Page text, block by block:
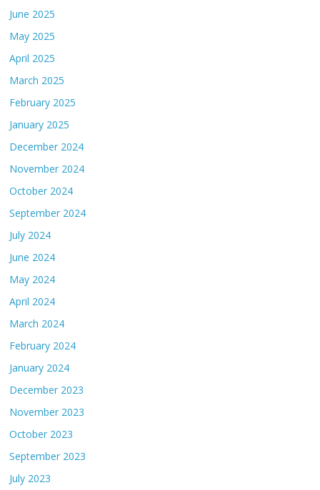
June 2025
May 2025
April 2025
March 2025
February 2025
January 2025
December 2024
November 2024
October 2024
September 2024
July 2024
June 2024
May 2024
April 2024
March 2024
February 2024
January 2024
December 2023
November 2023
October 2023
September 2023
July 2023